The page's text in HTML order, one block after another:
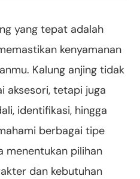
yang tepat adalah
kenyamanan
Kalung anjing tidak
aksesori, tetapi juga
identifikasi, hingga
berbagai tipe
menentukan pilihan
dan kebutuhan